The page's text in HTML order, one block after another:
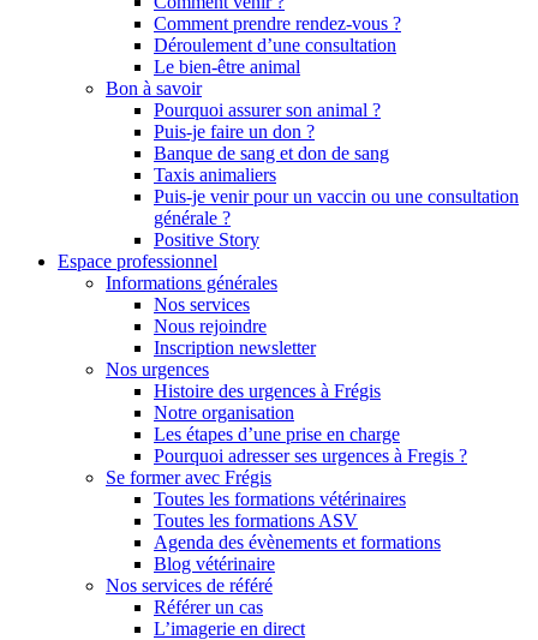
Comment prendre rendez-vous ?
Déroulement d’une consultation
Le bien-être animal
Bon à savoir
Pourquoi assurer son animal ?
Puis-je faire un don ?
Banque de sang et don de sang
Taxis animaliers
Puis-je venir pour un vaccin ou une consultation
générale ?
Positive Story
Espace professionnel
Informations générales
Nos services
Nous rejoindre
Inscription newsletter
Nos urgences
Histoire des urgences à Frégis
Notre organisation
Les étapes d’une prise en charge
Pourquoi adresser ses urgences à Fregis ?
Se former avec Frégis
Toutes les formations vétérinaires
Toutes les formations ASV
Agenda des évènements et formations
Blog vétérinaire
Nos services de référé
Référer un cas
L’imagerie en direct